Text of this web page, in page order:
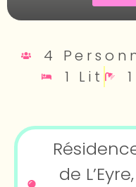
4
1 Lit
de L’Eyre,